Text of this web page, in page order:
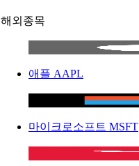
해외종목
애플 AAPL
마이크로소프트 MSFT